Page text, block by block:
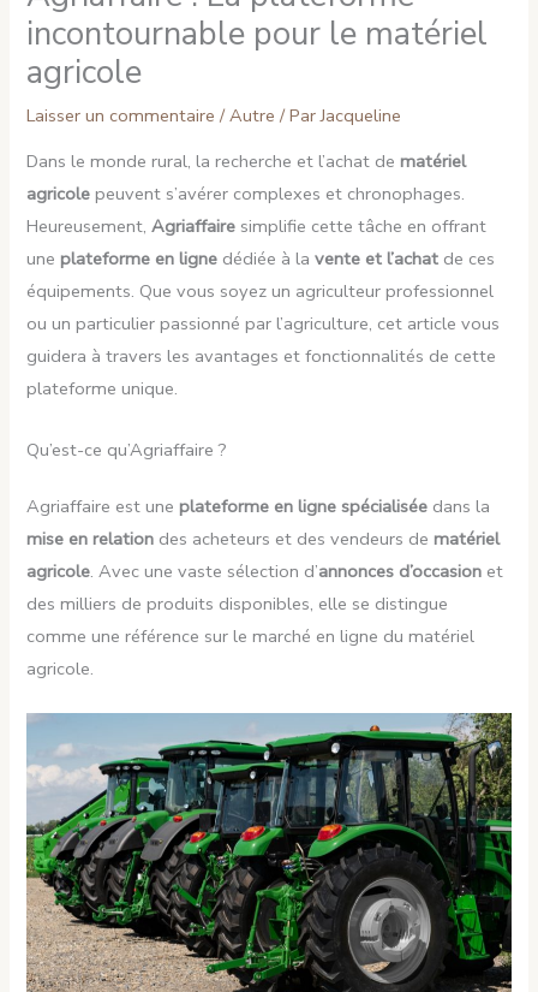
incontournable pour le matériel
agricole
Laisser un commentaire /Autre / ParJacqueline
Dans le monde rural, la recherche et l’achat dematériel
agricole peuvent s’avérer complexes et chronophages.
Heureusement,Agriaffaire simplifie cette tâche en offrant
uneplateforme en ligne dédiée à lavente et l’achat de ces
équipements. Que vous soyez un agriculteur professionnel
ou un particulier passionné par l’agriculture, cet article vous
guidera à travers les avantages et fonctionnalités de cette
plateforme unique.
Qu’est-ce qu’Agriaffaire ?
Agriaffaire est uneplateforme en ligne spécialisée dans la
mise en relation des acheteurs et des vendeurs dematériel
agricole. Avec une vaste sélection d’annonces d’occasion et
des milliers de produits disponibles, elle se distingue
comme une référence sur le marché en ligne du matériel
agricole.